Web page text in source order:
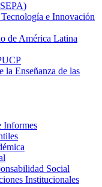
e Innovación
de América Latina
la Enseñanza de las
Informes
Social
Institucionales